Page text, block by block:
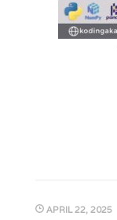
APRIL 22, 2025